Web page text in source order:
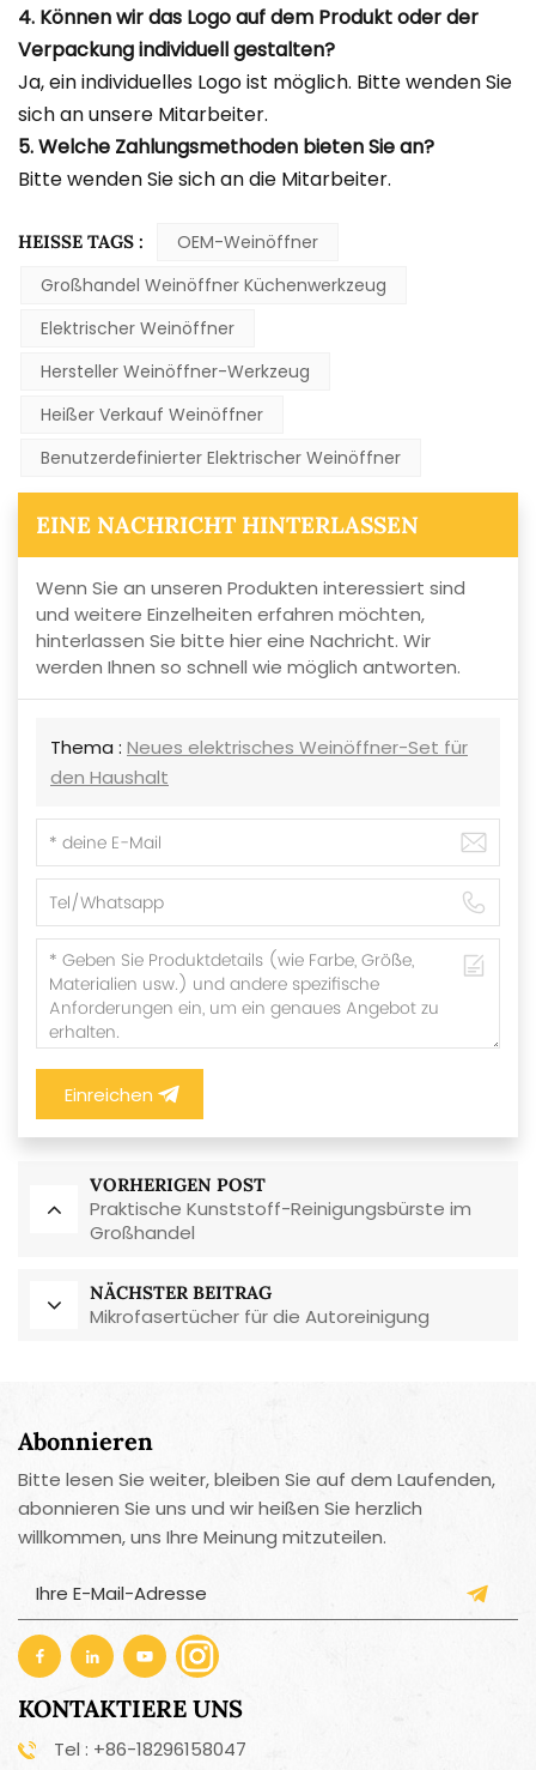
4. Können wir das Logo auf dem Produkt oder der
Verpackung individuell gestalten?
Ja, ein individuelles Logo ist möglich. Bitte wenden Sie
sich an unsere Mitarbeiter.
5. Welche Zahlungsmethoden bieten Sie an?
Bitte wenden Sie sich an die Mitarbeiter.
HEISSE TAGS :
OEM-Weinöffner
Großhandel Weinöffner Küchenwerkzeug
Elektrischer Weinöffner
Hersteller Weinöffner-Werkzeug
Heißer Verkauf Weinöffner
Benutzerdefinierter Elektrischer Weinöffner
EINE NACHRICHT HINTERLASSEN
Wenn Sie an unseren Produkten interessiert sind
und weitere Einzelheiten erfahren möchten,
hinterlassen Sie bitte hier eine Nachricht. Wir
werden Ihnen so schnell wie möglich antworten.
Thema : Neues elektrisches Weinöffner-Set für
den Haushalt
Einreichen
VORHERIGEN POST
Praktische Kunststoff-Reinigungsbürste im
Großhandel
NÄCHSTER BEITRAG
Mikrofasertücher für die Autoreinigung
Abonnieren
Bitte lesen Sie weiter, bleiben Sie auf dem Laufenden,
abonnieren Sie uns und wir heißen Sie herzlich
willkommen, uns Ihre Meinung mitzuteilen.
KONTAKTIERE UNS
Tel : +86-18296158047